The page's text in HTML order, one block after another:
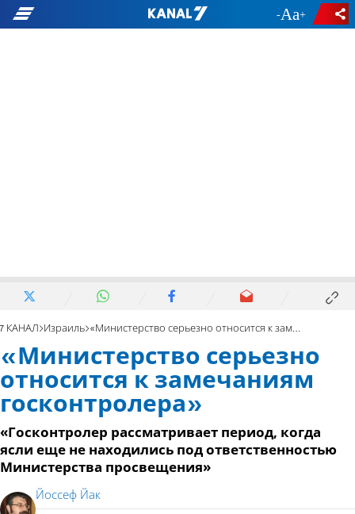
- +
7 КАНАЛ Израиль «Министерство серьезно относится к замечаниям госконтролера»
«Министерство серьезно
относится к замечаниям
госконтролера»
«Госконтролер рассматривает период, когда
ясли еще не находились под ответственностью
Министерства просвещения»
Йоссеф Йак